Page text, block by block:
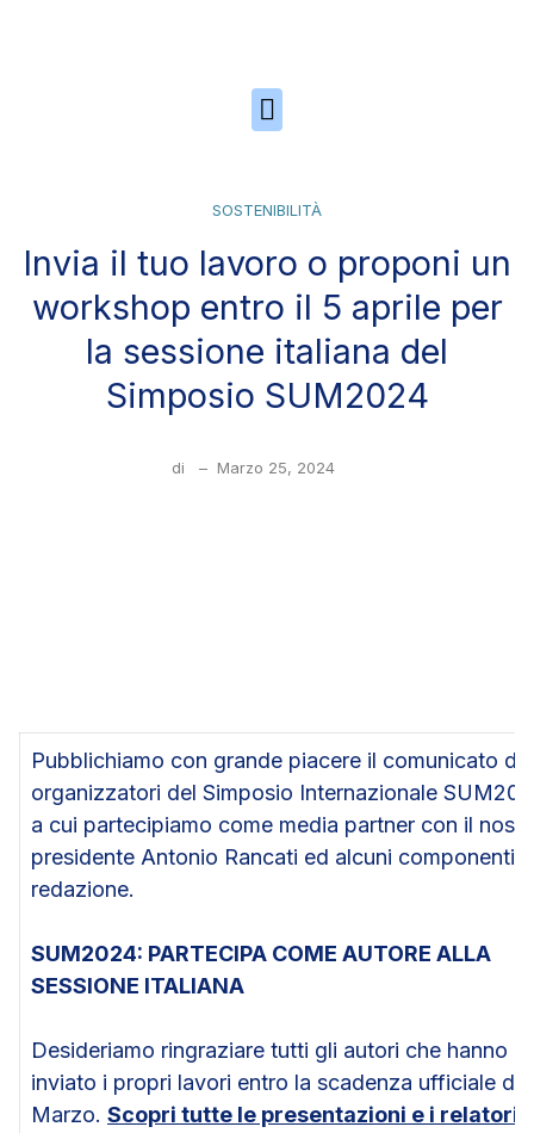
SOSTENIBILITÀ
Invia il tuo lavoro o proponi un
workshop entro il 5 aprile per
la sessione italiana del
Simposio SUM2024
di – Marzo 25, 2024
Pubblichiamo con grande piacere il comunicato
organizzatori del Simposio Internazionale
a cui partecipiamo come media partner con il
presidente Antonio Rancati ed alcuni componenti
redazione.
SUM2024: PARTECIPA COME AUTORE ALLA
SESSIONE ITALIANA
Desideriamo ringraziare tutti gli autori che hanno
inviato i propri lavori entro la scadenza ufficiale
Marzo. Scopri tutte le presentazioni e i relatori